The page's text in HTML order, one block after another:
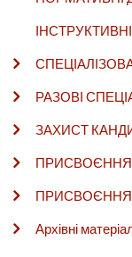
РАЗОВІ
ЗАХИСТ
ПРИСВОЄННЯ
ПРИСВОЄННЯ
Архівні